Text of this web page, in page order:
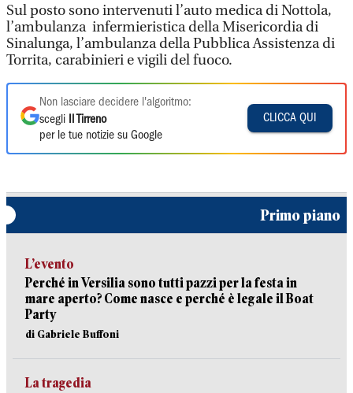
Sul posto sono intervenuti l’auto medica di Nottola,
l’ambulanza infermieristica della Misericordia di
Sinalunga, l’ambulanza della Pubblica Assistenza di
Torrita, carabinieri e vigili del fuoco.
Non lasciare decidere l'algoritmo:
scegli
Il Tirreno
per le tue notizie su Google
CLICCA QUI
Primo piano
L’evento
Perché in Versilia sono tutti pazzi per la festa in
mare aperto? Come nasce e perché è legale il Boat
Party
di Gabriele Buffoni
La tragedia